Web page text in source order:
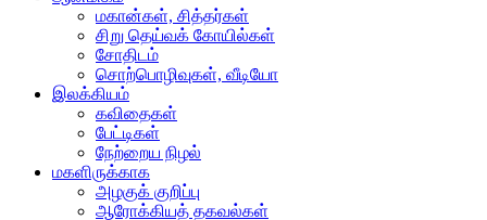
மகான்கள், சித்தர்கள்
சிறு தெய்வக் கோயில்கள்
சோதிடம்
சொற்பொழிவுகள், வீடியோ
இலக்கியம்
கவிதைகள்
பேட்டிகள்
நேற்றைய நிழல்
மகளிருக்காக
அழகுக் குறிப்பு
ஆரோக்கியத் தகவல்கள்